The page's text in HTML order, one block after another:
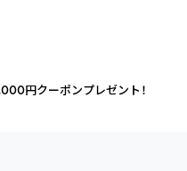
円クーポンプレゼント！